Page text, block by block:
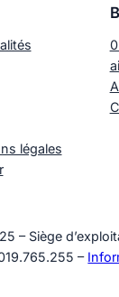
légales
– Siège
–